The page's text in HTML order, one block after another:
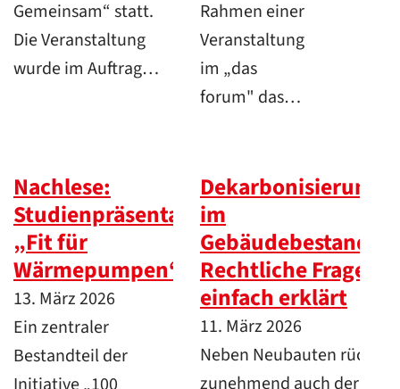
Gemeinsam“ statt.
Die Veranstaltung
wurde im Auftrag…
Rahmen einer
Veranstaltung
im „das
forum" das…
Nachlese:
Studienpräsentation
„Fit für
Wärmepumpen“
13. März 2026
Ein zentraler
Bestandteil der
Dekarbonisierung
im
Gebäudebestand:
Rechtliche Fragen
einfach erklärt
11. März 2026
Neben Neubauten rückt
zunehmend auch der